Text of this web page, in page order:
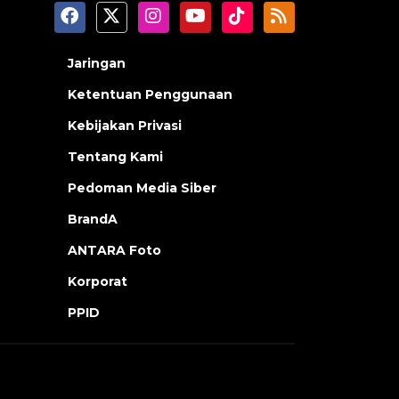
Jaringan
Ketentuan Penggunaan
Kebijakan Privasi
Tentang Kami
Pedoman Media Siber
BrandA
ANTARA Foto
Korporat
PPID